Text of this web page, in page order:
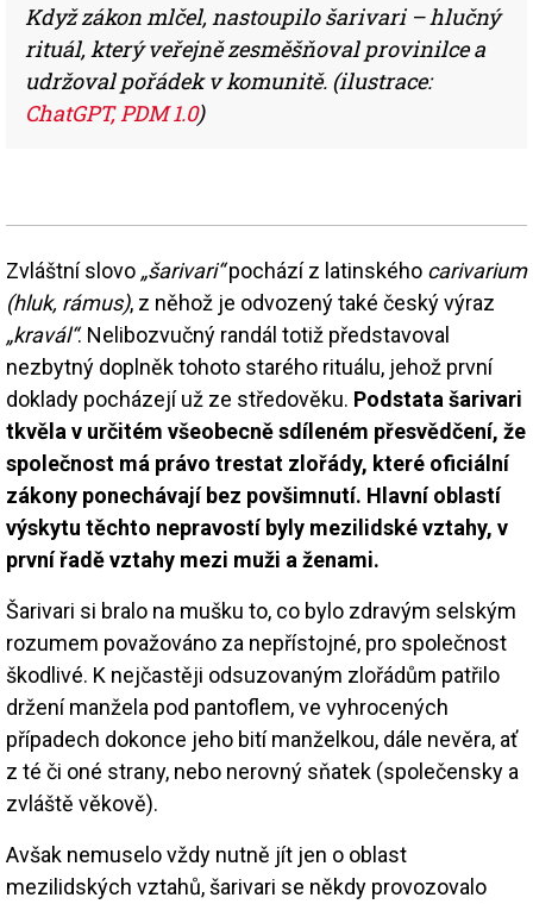
Když zákon mlčel, nastoupilo šarivari – hlučný
rituál, který veřejně zesměšňoval provinilce a
udržoval pořádek v komunitě. (ilustrace:
ChatGPT, PDM 1.0)
Zvláštní slovo „šarivari“pochází z latinského carivarium
(hluk, rámus), z něhož je odvozený také český výraz
„kravál“. Nelibozvučný randál totiž představoval
nezbytný doplněk tohoto starého rituálu, jehož první
doklady pocházejí už ze středověku. Podstata šarivari
tkvěla v určitém všeobecně sdíleném přesvědčení, že
společnost má právo trestat zlořády, které oficiální
zákony ponechávají bez povšimnutí. Hlavní oblastí
výskytu těchto nepravostí byly mezilidské vztahy, v
první řadě vztahy mezi muži a ženami.
Šarivari si bralo na mušku to, co bylo zdravým selským
rozumem považováno za nepřístojné, pro společnost
škodlivé. K nejčastěji odsuzovaným zlořádům patřilo
držení manžela pod pantoflem, ve vyhrocených
případech dokonce jeho bití manželkou, dále nevěra, ať
z té či oné strany, nebo nerovný sňatek (společensky a
zvláště věkově).
Avšak nemuselo vždy nutně jít jen o oblast
mezilidských vztahů, šarivari se někdy provozovalo